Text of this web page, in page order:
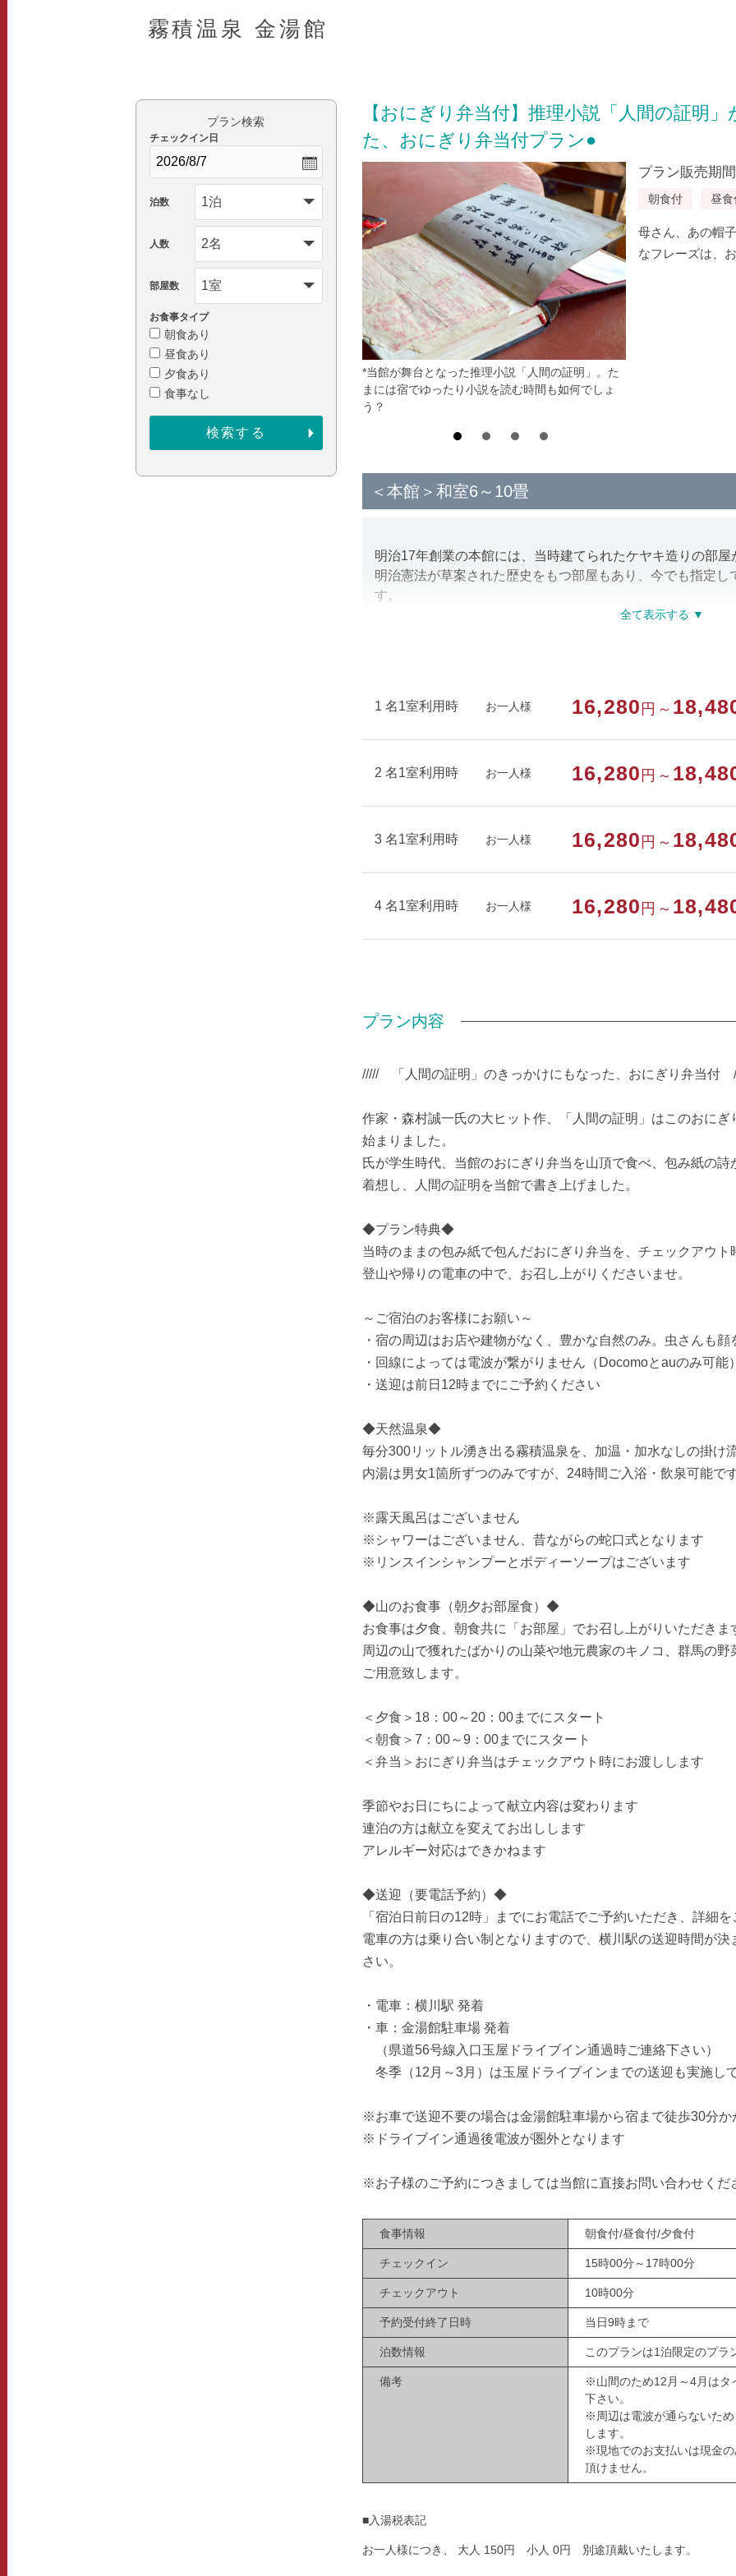
霧積温泉 金湯館
【おにぎり弁当付】推理小説「人間の証明
た、おにぎり弁当付プラン●
*当館が舞台となった推理小説「人間の証明」。た
まには宿でゆったり小説を読む時間も如何でしょ
う？
プラン販売期
朝食付 昼食
母さん、あの帽
なフレーズは、
＜本館＞和室6～10畳
明治17年創業の本館には、当時建てられたケヤキ造りの部屋
明治憲法が草案された歴史をもつ部屋もあり、今でも指定し
す。
部屋種別 和室
1 名1室利用時 お一人様 16,280 円～
2 名1室利用時 お一人様 16,280 円～
3 名1室利用時 お一人様 16,280 円～
4 名1室利用時 お一人様 16,280 円～
プラン内容
///// 「人間の証明」のきっかけにもなった、おにぎり弁当付
作家・森村誠一氏の大ヒット作、「人間の証明」はこのおにぎ
始まりました。
氏が学生時代、当館のおにぎり弁当を山頂で食べ、包み紙の詩
着想し、人間の証明を当館で書き上げました。
◆プラン特典◆
当時のままの包み紙で包んだおにぎり弁当を、チェックアウト
登山や帰りの電車の中で、お召し上がりくださいませ。
～ご宿泊のお客様にお願い～
・宿の周辺はお店や建物がなく、豊かな自然のみ。虫さんも顔
・回線によっては電波が繋がりません（Docomoとauのみ可能）
・送迎は前日12時までにご予約ください
◆天然温泉◆
毎分300リットル湧き出る霧積温泉を、加温・加水なしの掛け流
内湯は男女1箇所ずつのみですが、24時間ご入浴・飲泉可能です
※露天風呂はございません
※シャワーはございません、昔ながらの蛇口式となります
※リンスインシャンプーとボディーソープはございます
◆山のお食事（朝夕お部屋食）◆
お食事は夕食、朝食共に「お部屋」でお召し上がりいただきま
周辺の山で獲れたばかりの山菜や地元農家のキノコ、群馬の野
ご用意致します。
＜夕食＞18：00～20：00までにスタート
＜朝食＞7：00～9：00までにスタート
＜弁当＞おにぎり弁当はチェックアウト時にお渡しします
季節やお日にちによって献立内容は変わります
連泊の方は献立を変えてお出しします
アレルギー対応はできかねます
◆送迎（要電話予約）◆
「宿泊日前日の12時」までにお電話でご予約いただき、詳細を
電車の方は乗り合い制となりますので、横川駅の送迎時間が
さい。
・電車：横川駅 発着
・車：金湯館駐車場 発着
（県道56号線入口玉屋ドライブイン通過時ご連絡下さい）
冬季（12月～3月）は玉屋ドライブインまでの送迎も実施して
※お車で送迎不要の場合は金湯館駐車場から宿まで徒歩30分か
※ドライブイン通過後電波が圏外となります
※お子様のご予約につきましては当館に直接お問い合わせくだ
食事情報 朝食付/昼食付/夕食付
チェックイン 15時00分～17時00分
チェックアウト 10時00分
予約受付終了日時 当日9時まで
泊数情報 このプランは1泊限定のプラ
備考
※山間のため12月～4月はタ
下さい。
※周辺は電波が通らないた
します。
※現地でのお支払いは現金
頂けません。
■入湯税表記
お一人様につき、 大人 150円 小人 0円 別途頂戴いたします。
プラン検索
チェックイン日
泊数
人数
部屋数
お食事タイプ
朝食あり
昼食あり
夕食あり
食事なし